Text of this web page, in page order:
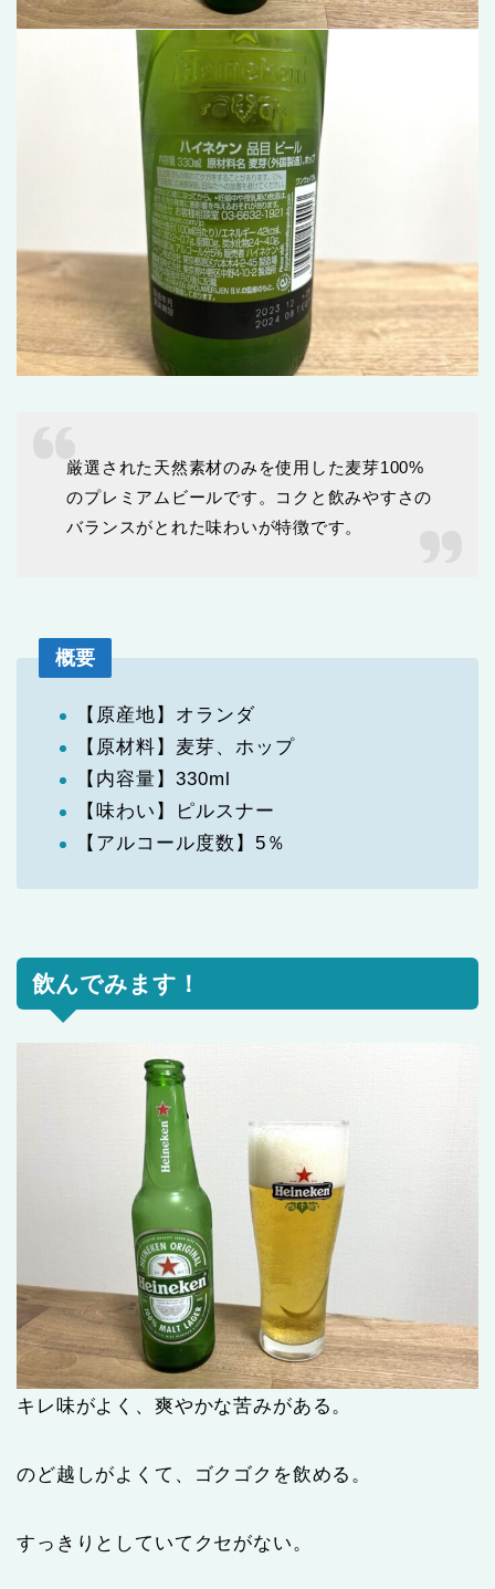
厳選された天然素材のみを使用した麦芽100%
のプレミアムビールです。コクと飲みやすさの
バランスがとれた味わいが特徴です。
概要
【原産地】オランダ
【原材料】麦芽、ホップ
【内容量】330ml
【味わい】ピルスナー
【アルコール度数】5％
飲んでみます！
キレ味がよく、爽やかな苦みがある。
のど越しがよくて、ゴクゴクを飲める。
すっきりとしていてクセがない。